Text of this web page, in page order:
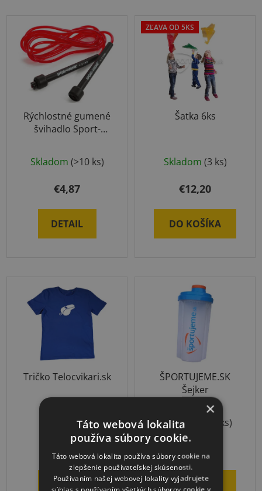
Rýchlostné gumené
švihadlo Sport-
Skladom (>10 ks)
€4,87
DETAIL
ZĽAVA OD 5KS
Šatka 6ks
hodnotenie
produktu
5,0
z
Skladom (3 ks)
€12,20
DO KOŠÍKA
Tričko Telocvikari.sk
hodnotenie
produktu
je
5,0
Skladom
DETAIL
ŠPORTUJEME.SK
Šejker
Skladom (>10 ks)
€3,03
DO KOŠÍKA
×
Táto webová lokalita
používa súbory cookie.
Táto webová lokalita používa súbory cookie na
zlepšenie používateľskej skúsenosti.
Používaním našej webovej lokality vyjadrujete
súhlas s používaním všetkých súborov cookie v